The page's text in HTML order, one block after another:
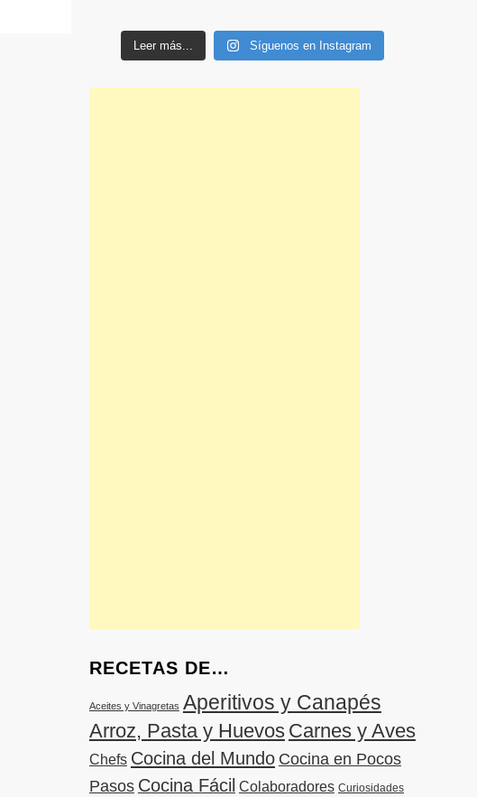
Leer más... Síguenos en Instagram
RECETAS DE…
Aceites y Vinagretas Aperitivos y Canapés
Arroz, Pasta y Huevos Carnes y Aves
Chefs Cocina del Mundo Cocina en Pocos
Pasos Cocina Fácil Colaboradores Curiosidades